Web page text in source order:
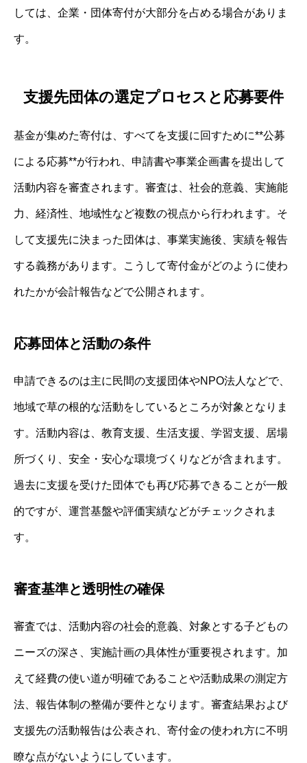
しては、企業・団体寄付が大部分を占める場合がありま
す。
支援先団体の選定プロセスと応募要件
基金が集めた寄付は、すべてを支援に回すために**公募
による応募**が行われ、申請書や事業企画書を提出して
活動内容を審査されます。審査は、社会的意義、実施能
力、経済性、地域性など複数の視点から行われます。そ
して支援先に決まった団体は、事業実施後、実績を報告
する義務があります。こうして寄付金がどのように使わ
れたかが会計報告などで公開されます。
応募団体と活動の条件
申請できるのは主に民間の支援団体やNPO法人などで、
地域で草の根的な活動をしているところが対象となりま
す。活動内容は、教育支援、生活支援、学習支援、居場
所づくり、安全・安心な環境づくりなどが含まれます。
過去に支援を受けた団体でも再び応募できることが一般
的ですが、運営基盤や評価実績などがチェックされま
す。
審査基準と透明性の確保
審査では、活動内容の社会的意義、対象とする子どもの
ニーズの深さ、実施計画の具体性が重要視されます。加
えて経費の使い道が明確であることや活動成果の測定方
法、報告体制の整備が要件となります。審査結果および
支援先の活動報告は公表され、寄付金の使われ方に不明
瞭な点がないようにしています。